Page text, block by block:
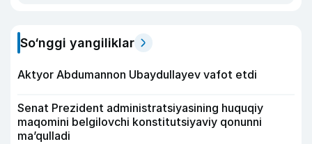
So‘nggi yangiliklar
Aktyor Abdu­mannon Ubaydullayev vafot etdi
Senat Prezident administratsiyasining huquqiy
maqomini belgilovchi konstitutsiyaviy qonunni
ma’qulladi